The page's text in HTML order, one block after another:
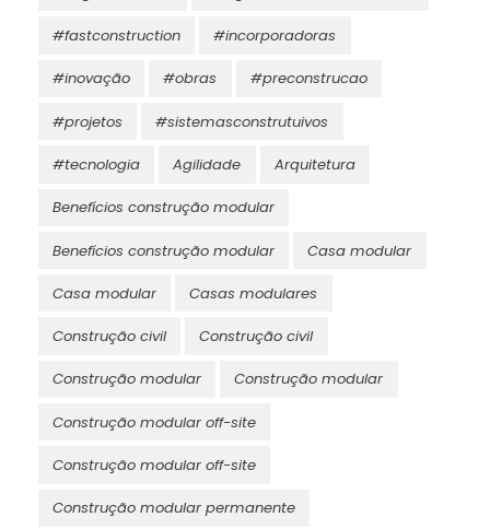
#fastconstruction #incorporadoras
#inovação #obras #preconstrucao
#projetos #sistemasconstrutuivos
#tecnologia Agilidade Arquitetura
Benefícios construção modular
Benefícios construção modular Casa modular
Casa modular Casas modulares
Construção civil Construção civil
Construção modular Construção modular
Construção modular off-site
Construção modular off-site
Construção modular permanente